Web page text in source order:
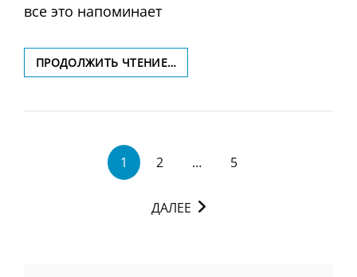
все это напоминает
ПРОДОЛЖИТЬ ЧТЕНИЕ…
СТОРОНА
КАК
ФОРМИРУЮТ
СОЦИАЛЬНЫХ
class="nav- 1 2 … 5
ДАЛЕЕ